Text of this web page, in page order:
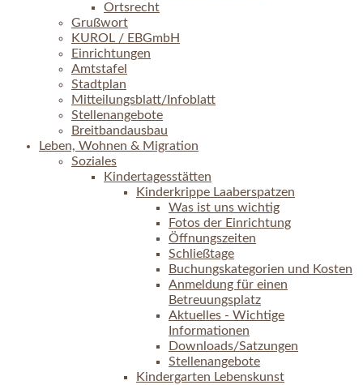
Ortsrecht
Grußwort
KUROL / EBGmbH
Einrichtungen
Amtstafel
Stadtplan
Mitteilungsblatt/Infoblatt
Stellenangebote
Breitbandausbau
Leben, Wohnen & Migration
Soziales
Kindertagesstätten
Kinderkrippe Laaberspatzen
Was ist uns wichtig
Fotos der Einrichtung
Öffnungszeiten
Schließtage
Buchungskategorien und Kosten
Anmeldung für einen
Betreuungsplatz
Aktuelles - Wichtige
Informationen
Downloads/Satzungen
Stellenangebote
Kindergarten Lebenskunst